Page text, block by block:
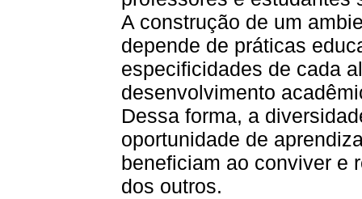
A construção de um
depende de práticas
especificidades de cada
desenvolvimento
Dessa forma, a
oportunidade de
beneficiam ao conviver e
dos outros.